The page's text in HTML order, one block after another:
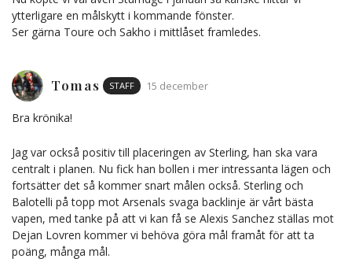
ytterligare en målskytt i kommande fönster.
Ser gärna Toure och Sakho i mittlåset framledes.
Tomas STAFF 15 december
Bra krönika!
Jag var också positiv till placeringen av Sterling, han ska vara
centralt i planen. Nu fick han bollen i mer intressanta lägen och
fortsätter det så kommer snart målen också. Sterling och
Balotelli på topp mot Arsenals svaga backlinje är vårt bästa
vapen, med tanke på att vi kan få se Alexis Sanchez ställas mot
Dejan Lovren kommer vi behöva göra mål framåt för att ta
poäng, många mål.